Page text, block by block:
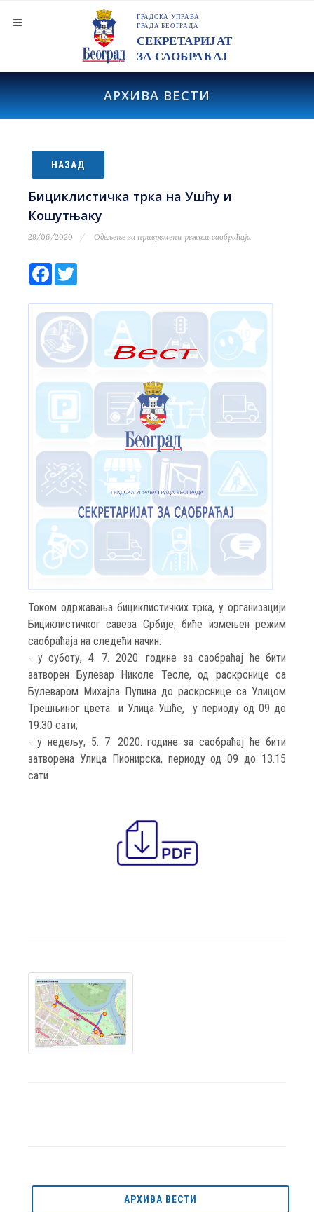
АРХИВА ВЕСТИ
НАЗАД
Бициклистичка трка на Ушћу и
Кошутњаку
29/06/2020 Одељење за привремени режим саобраћаја
Facebook
Током одржавања бициклистичких трка, у организацији
Бициклистичког савеза Србије, биће измењен режим
саобраћаја на следећи начин:
- у суботу, 4. 7. 2020. године за саобраћај ће бити
затворен Булевар Николе Тесле, од раскрснице са
Булеваром Михајла Пупина до раскрснице са Улицом
Трешњиног цвета и Улица Ушће, у периоду од 09 до
19.30 сати;
- у недељу, 5. 7. 2020. године за саобраћај ће бити
затворена Улица Пионирска, периоду од 09 до 13.15
сати
АРХИВА ВЕСТИ